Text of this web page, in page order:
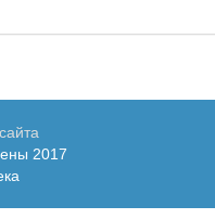
2017